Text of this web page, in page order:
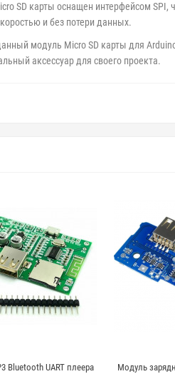
SD карты оснащен интерфейсом SPI,
и без потери данных.
модуль Micro SD карты для
аксессуар для своего проекта.
Bluetooth UART плеера
Модуль